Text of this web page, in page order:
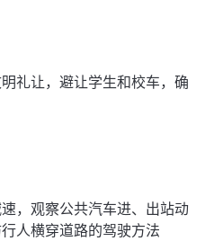
礼让，避让学生和校车，确
，观察公共汽车进、出站动
人横穿道路的驾驶方法